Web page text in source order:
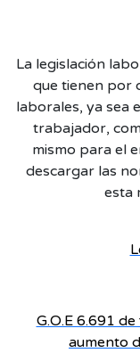
La legislación
que tienen por
laborales, ya sea
trabajador,
mismo para el
descargar las
G.O.E 6.691
aumento